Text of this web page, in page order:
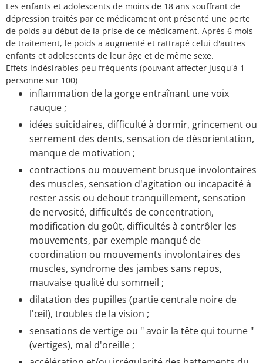
Les enfants et adolescents de moins de 18 ans souffrant de
dépression traités par ce médicament ont présenté une perte
de poids au début de la prise de ce médicament. Après 6 mois
de traitement, le poids a augmenté et rattrapé celui d'autres
enfants et adolescents de leur âge et de même sexe.
Effets indésirables peu fréquents (pouvant affecter jusqu'à 1
personne sur 100)
inflammation de la gorge entraînant une voix
rauque ;
idées suicidaires, difficulté à dormir, grincement ou
serrement des dents, sensation de désorientation,
manque de motivation ;
contractions ou mouvement brusque involontaires
des muscles, sensation d'agitation ou incapacité à
rester assis ou debout tranquillement, sensation
de nervosité, difficultés de concentration,
modification du goût, difficultés à contrôler les
mouvements, par exemple manqué de
coordination ou mouvements involontaires des
muscles, syndrome des jambes sans repos,
mauvaise qualité du sommeil ;
dilatation des pupilles (partie centrale noire de
l'œil), troubles de la vision ;
sensations de vertige ou " avoir la tête qui tourne "
(vertiges), mal d'oreille ;